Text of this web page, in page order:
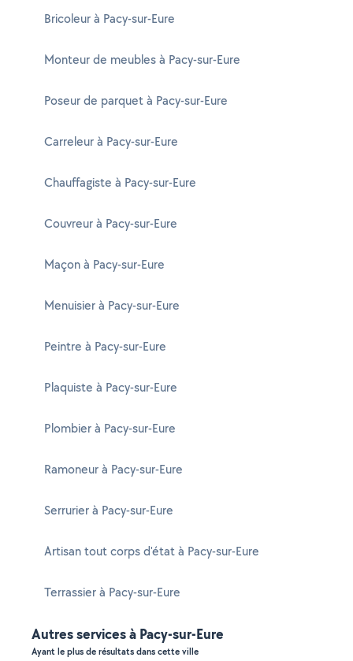
Bricoleur à Pacy-sur-Eure
Monteur de meubles à Pacy-sur-Eure
Poseur de parquet à Pacy-sur-Eure
Carreleur à Pacy-sur-Eure
Chauffagiste à Pacy-sur-Eure
Couvreur à Pacy-sur-Eure
Maçon à Pacy-sur-Eure
Menuisier à Pacy-sur-Eure
Peintre à Pacy-sur-Eure
Plaquiste à Pacy-sur-Eure
Plombier à Pacy-sur-Eure
Ramoneur à Pacy-sur-Eure
Serrurier à Pacy-sur-Eure
Artisan tout corps d'état à Pacy-sur-Eure
Terrassier à Pacy-sur-Eure
Autres services à Pacy-sur-Eure
Ayant le plus de résultats dans cette ville